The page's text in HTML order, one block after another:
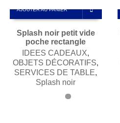
AJOUTER AU PANIER
Splash noir petit vide
poche rectangle
IDEES CADEAUX,
OBJETS DÉCORATIFS,
SERVICES DE TABLE,
Splash noir